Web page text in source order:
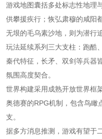
游戏地图囊括多处标志性地理
供攀援疾行；恢弘肃穆的咸阳
无垠的毛乌素沙地，则为潜行
玩法延续系列三大支柱：跑酷
秦代特征，长矛、双剑等兵器
氛围高度契合。
世界构建采用成熟开放世界框
奥德赛的RPG机制，包含鸟瞰
支。
据多方消息推测，游戏有望于